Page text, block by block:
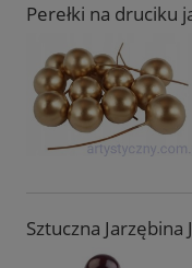
Perełki na druciku
Sztuczna